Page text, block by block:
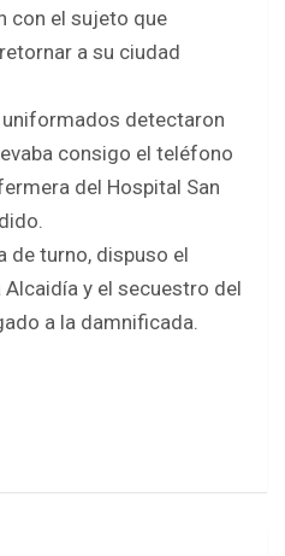
con el sujeto que
a su ciudad
detectaron
consigo el teléfono
del Hospital San
de turno, dispuso el
y el secuestro del
a la damnificada.